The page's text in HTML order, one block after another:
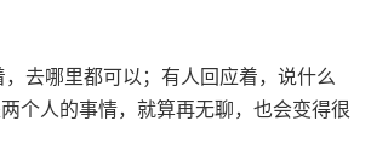
去哪里都可以；有人回应着，说什么
个人的事情，就算再无聊，也会变得很